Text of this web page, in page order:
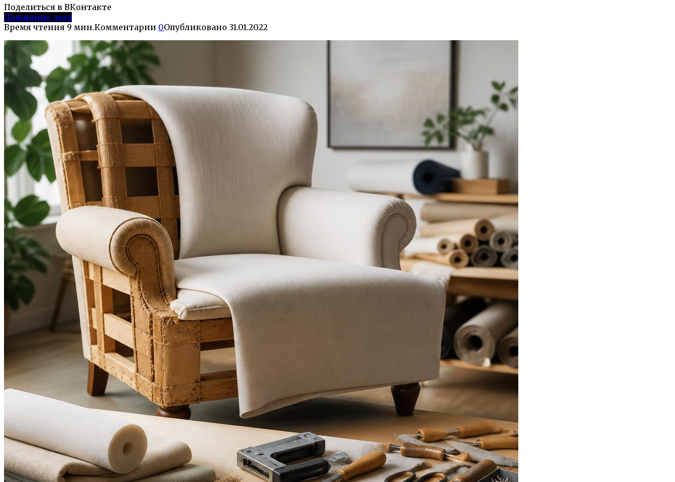
Поделиться в ВКонтакте
Домашние дела
Время чтения 9 мин.Комментарии 0Опубликовано 31.01.2022